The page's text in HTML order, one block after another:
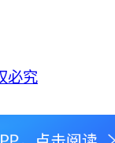
必究